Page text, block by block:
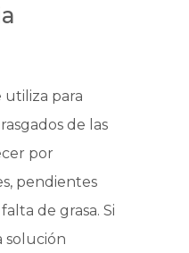
utiliza para
de las
por
pendientes
de grasa. Si
solución